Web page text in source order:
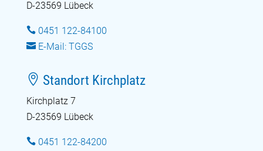
D-23569 Lübeck
 0451 122-84100
 E-Mail: TGGS
 Standort Kirchplatz
Kirchplatz 7
D-23569 Lübeck
 0451 122-84200